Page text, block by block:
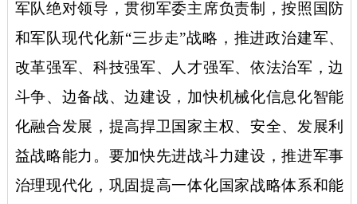
军队绝对领导，贯彻军委主席负责制，按照国防
和军队现代化新“三步走”战略，推进政治建军、
改革强军、科技强军、人才强军、依法治军，边
斗争、边备战、边建设，加快机械化信息化智能
化融合发展，提高捍卫国家主权、安全、发展利
益战略能力。要加快先进战斗力建设，推进军事
治理现代化，巩固提高一体化国家战略体系和能